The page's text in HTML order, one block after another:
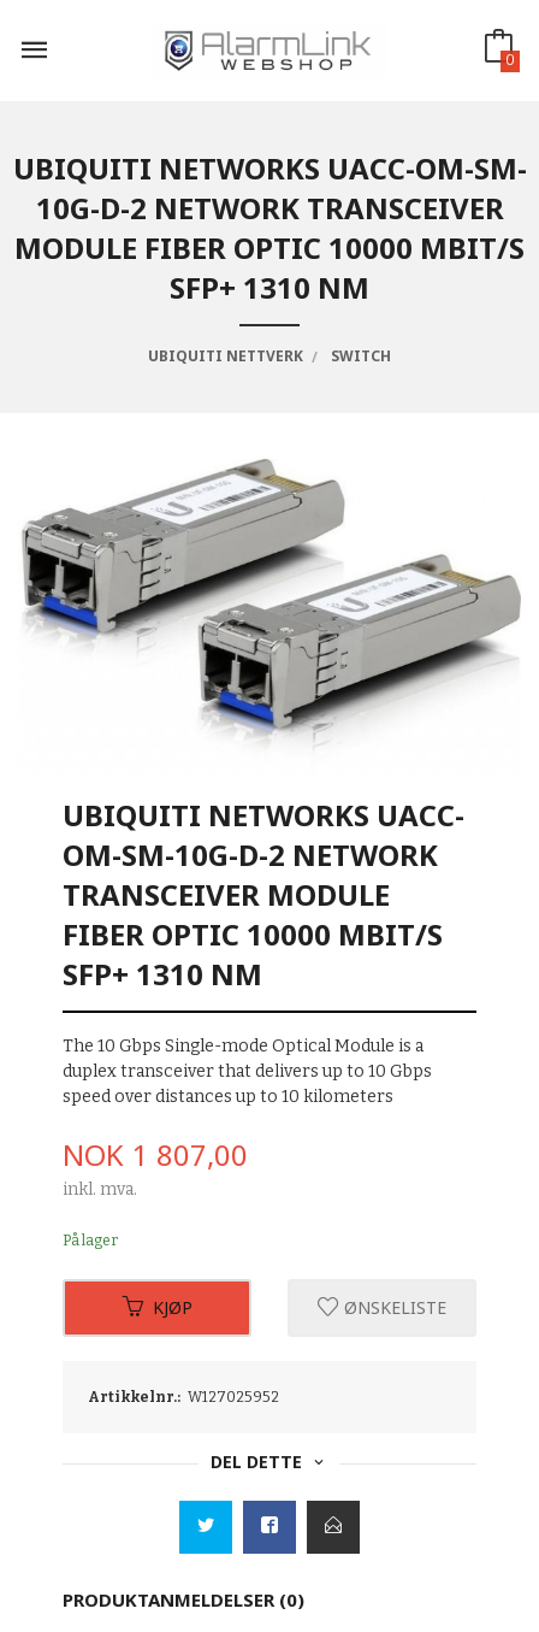
innholdet
0
UBIQUITI NETWORKS UACC-OM-SM-
10G-D-2 NETWORK TRANSCEIVER
MODULE FIBER OPTIC 10000 MBIT/S
SFP+ 1310 NM
UBIQUITI NETTVERK SWITCH
UBIQUITI NETWORKS UACC-
OM-SM-10G-D-2 NETWORK
TRANSCEIVER MODULE
FIBER OPTIC 10000 MBIT/S
SFP+ 1310 NM
The 10 Gbps Single-mode Optical Module is a
duplex transceiver that delivers up to 10 Gbps
speed over distances up to 10 kilometers
Pris
NOK 1 807,00
inkl. mva.
På lager
KJØP ØNSKELISTE
Artikkelnr.: W127025952
DEL DETTE
PRODUKTANMELDELSER (0)